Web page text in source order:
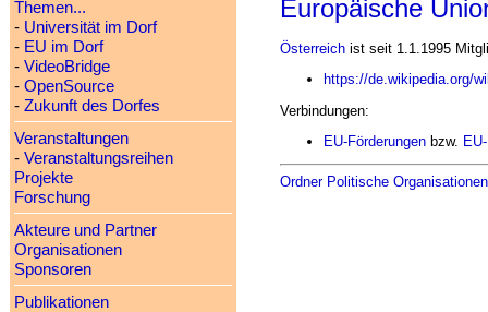
Themen...
- Universität im Dorf
- EU im Dorf
- VideoBridge
- OpenSource
- Zukunft des Dorfes
Veranstaltungen
- Veranstaltungsreihen
Projekte
Forschung
Akteure und Partner
Organisationen
Sponsoren
Publikationen
Europäische
Österreichist seit 1.1.1995
https://de.wikipedia.org/
Verbindungen:
EU-Förderungenbzw.
Ordner Politische Organisationen